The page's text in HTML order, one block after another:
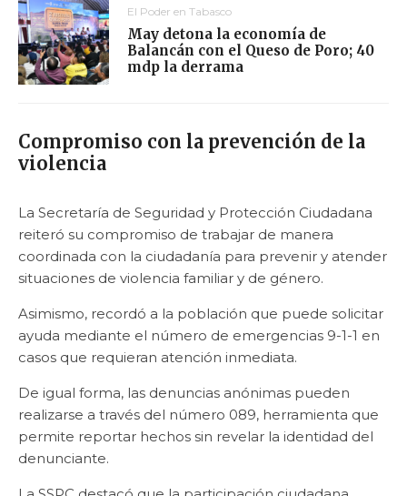
El Poder en Tabasco
May detona la economía de
Balancán con el Queso de Poro; 40
mdp la derrama
Compromiso con la prevención de la
violencia
La Secretaría de Seguridad y Protección Ciudadana
reiteró su compromiso de trabajar de manera
coordinada con la ciudadanía para prevenir y atender
situaciones de violencia familiar y de género.
Asimismo, recordó a la población que puede solicitar
ayuda mediante el número de emergencias 9-1-1 en
casos que requieran atención inmediata.
De igual forma, las denuncias anónimas pueden
realizarse a través del número 089, herramienta que
permite reportar hechos sin revelar la identidad del
denunciante.